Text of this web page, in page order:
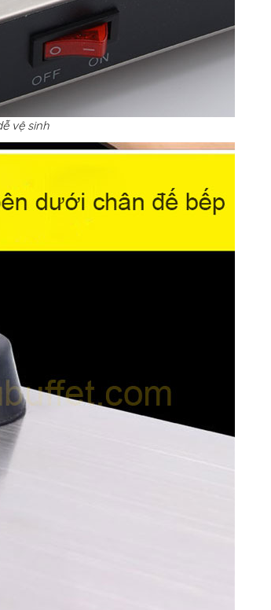
vệ sinh